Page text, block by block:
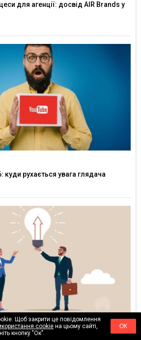
для агенції: досвід AIR Brands у
куди рухається увага глядача
медіаплан — вони купують
Щоб закрити це повідомлення
cookieна цьому сайті,
кнопку "Ок".
ОК